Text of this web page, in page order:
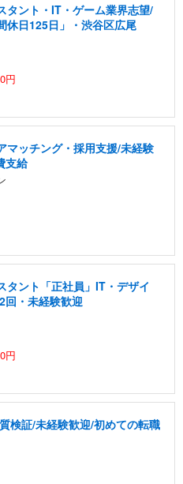
タント・IT・ゲーム業界志望/
休日125日」・渋谷区広尾
円
マッチング・採用支援/未経験
支給
タント「正社員」IT・デザイ
回・未経験歓迎
円
検証/未経験歓迎/初めての転職